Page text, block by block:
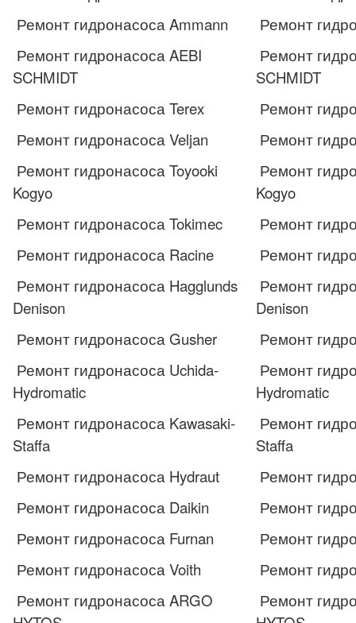
Ремонт гидронасоса Ammann
Ремонт
Ремонт гидронасоса AEBI
SCHMIDT
Ремонт
SCHMIDT
Ремонт гидронасоса Terex
Ремонт
Ремонт гидронасоса Veljan
Ремонт
Ремонт гидронасоса Toyooki
Kogyo
Ремонт
Kogyo
Ремонт гидронасоса Tokimec
Ремонт
Ремонт гидронасоса Racine
Ремонт
Ремонт гидронасоса Hagglunds
Denison
Ремонт
Denison
Ремонт гидронасоса Gusher
Ремонт
Ремонт гидронасоса Uchida-
Hydromatic
Ремонт
Hydromatic
Ремонт гидронасоса Kawasaki-
Staffa
Ремонт
Staffa
Ремонт гидронасоса Hydraut
Ремонт
Ремонт гидронасоса Daikin
Ремонт
Ремонт гидронасоса Furnan
Ремонт
Ремонт гидронасоса Voith
Ремонт
Ремонт гидронасоса ARGO
Ремонт